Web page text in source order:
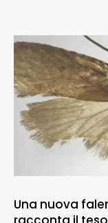
Una nuova